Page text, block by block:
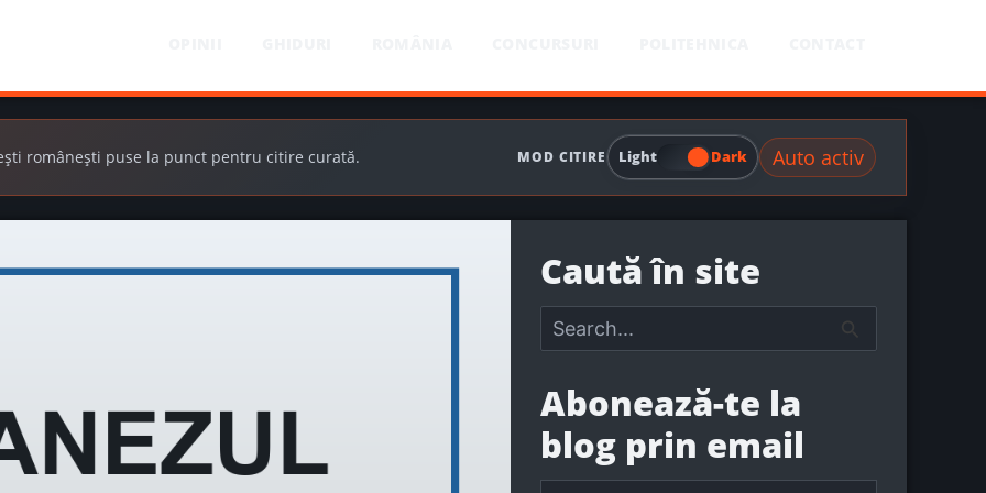
românești puse la punct pentru citire curată. MOD CITIRE Light Dark Auto activ
Caută în site
c
Abonează-te la
blog prin email